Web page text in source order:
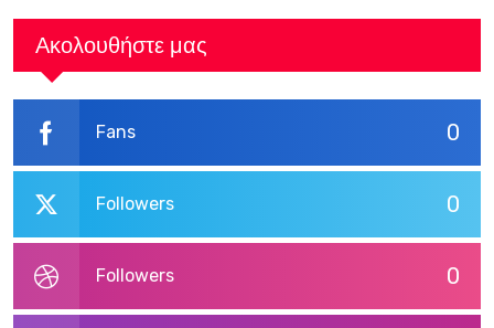
Ακολουθήστε μας
0
Fans
0
Followers
0
Followers